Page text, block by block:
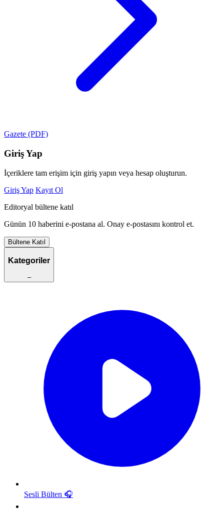
Gazete (PDF)
Giriş Yap
İçeriklere tam erişim için giriş yapın veya hesap oluşturun.
Giriş Yap Kayıt Ol
Editoryal bültene katıl
Günün 10 haberini e-postana al. Onay e-postasını kontrol et.
Bültene Katıl
Kategoriler
–
Sesli Bülten 🎧